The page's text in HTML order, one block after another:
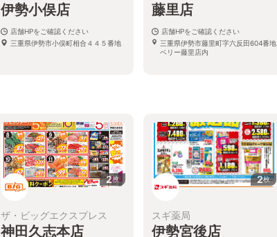
伊勢小俣店
店舗HPをご確認ください
三重県伊勢市小俣町相合４４５番地
藤里店
店舗HPをご確認ください
三重県伊勢市藤里町字六反田604番地
ベリー藤里店内
2枚
ザ・ビッグエクスプレス
神田久志本店
2枚
スギ薬局
伊勢宮後店